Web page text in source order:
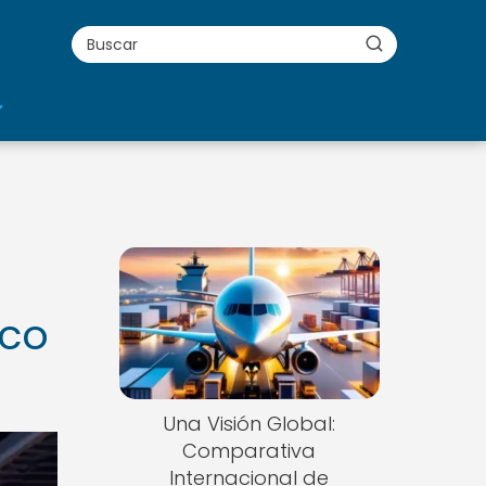
Una Visión Global:
Comparativa
Internacional de